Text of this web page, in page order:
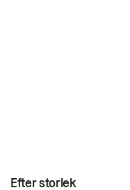
Efter storlek